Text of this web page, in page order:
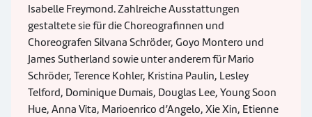
Isabelle Freymond. Zahlreiche Ausstattungen
gestaltete sie für die Choreografinnen und
Choreografen Silvana Schröder, Goyo Montero und
James Sutherland sowie unter anderem für Mario
Schröder, Terence Kohler, Kristina Paulin, Lesley
Telford, Dominique Dumais, Douglas Lee, Young Soon
Hue, Anna Vita, Marioenrico d’Angelo, Xie Xin, Etienne